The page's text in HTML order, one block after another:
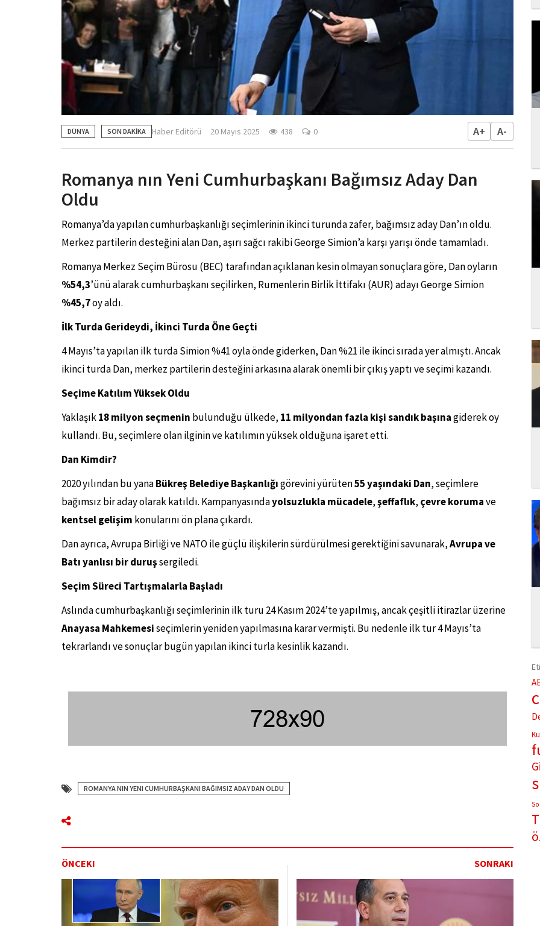
DÜNYA SON DAKİKA Haber Editörü 20 Mayıs 2025 438 0 A+ A-
Romanya nın Yeni Cumhurbaşkanı Bağımsız Aday Dan
Oldu
Romanya’da yapılan cumhurbaşkanlığı seçimlerinin ikinci turunda zafer, bağımsız aday Dan’ın oldu.
Merkez partilerin desteğini alan Dan, aşırı sağcı rakibi George Simion’a karşı yarışı önde tamamladı.
Romanya Merkez Seçim Bürosu (BEC) tarafından açıklanan kesin olmayan sonuçlara göre, Dan oyların
%54,3’ünü alarak cumhurbaşkanı seçilirken, Rumenlerin Birlik İttifakı (AUR) adayı George Simion
%45,7oy aldı.
İlk Turda Gerideydi, İkinci Turda Öne Geçti
4 Mayıs’ta yapılan ilk turda Simion %41 oyla önde giderken, Dan %21 ile ikinci sırada yer almıştı. Ancak
ikinci turda Dan, merkez partilerin desteğini arkasına alarak önemli bir çıkış yaptı ve seçimi kazandı.
Seçime Katılım Yüksek Oldu
Yaklaşık18 milyon seçmenin bulunduğu ülkede, 11 milyondan fazla kişi sandık başınagiderek oy
kullandı. Bu, seçimlere olan ilginin ve katılımın yüksek olduğuna işaret etti.
Dan Kimdir?
2020 yılından bu yanaBükreş Belediye Başkanlığıgörevini yürüten55 yaşındaki Dan, seçimlere
bağımsız bir aday olarak katıldı. Kampanyasındayolsuzlukla mücadele,şeffaflık, çevre korumave
kentsel gelişim konularını ön plana çıkardı.
Dan ayrıca, Avrupa Birliği ve NATO ile güçlü ilişkilerin sürdürülmesi gerektiğini savunarak,Avrupa ve
Batı yanlısı bir duruşsergiledi.
Seçim Süreci Tartışmalarla Başladı
Aslında cumhurbaşkanlığı seçimlerinin ilk turu 24 Kasım 2024’te yapılmış, ancak çeşitli itirazlar üzerine
Anayasa Mahkemesiseçimlerin yeniden yapılmasına karar vermişti. Bu nedenle ilk tur 4 Mayıs’ta
tekrarlandı ve sonuçlar bugün yapılan ikinci turla kesinlik kazandı.
ROMANYA NIN YENI CUMHURBAŞKANI BAĞIMSIZ ADAY DAN OLDU
ÖNCEKI SONRAKI